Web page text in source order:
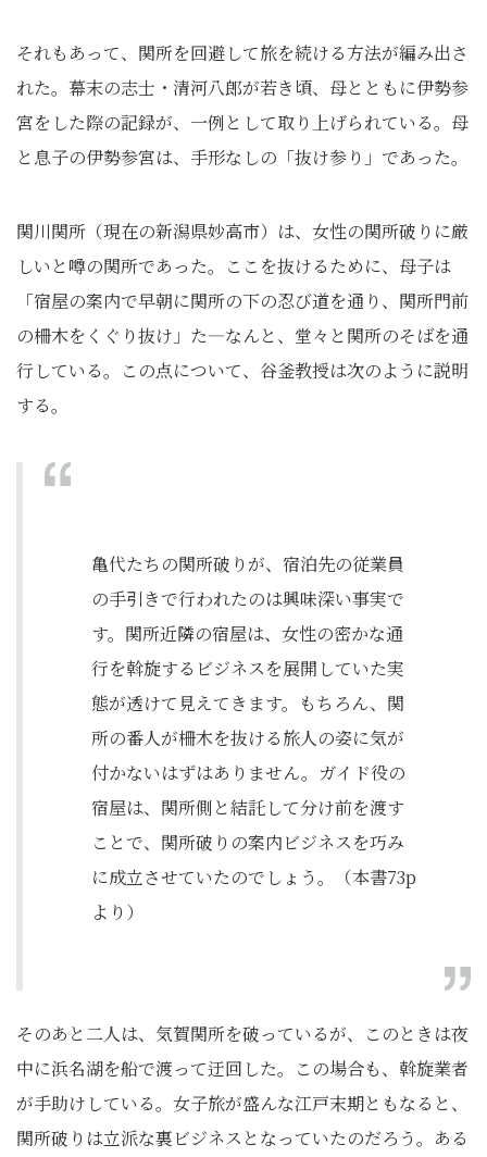
それもあって、関所を回避して旅を続ける方法が編み出さ
れた。幕末の志士・清河八郎が若き頃、母とともに伊勢参
宮をした際の記録が、一例として取り上げられている。母
と息子の伊勢参宮は、手形なしの「抜け参り」であった。
関川関所（現在の新潟県妙高市）は、女性の関所破りに厳
しいと噂の関所であった。ここを抜けるために、母子は
「宿屋の案内で早朝に関所の下の忍び道を通り、関所門前
の柵木をくぐり抜け」た―なんと、堂々と関所のそばを通
行している。この点について、谷釜教授は次のように説明
する。
亀代たちの関所破りが、宿泊先の従業員
の手引きで行われたのは興味深い事実で
す。関所近隣の宿屋は、女性の密かな通
行を斡旋するビジネスを展開していた実
態が透けて見えてきます。もちろん、関
所の番人が柵木を抜ける旅人の姿に気が
付かないはずはありません。ガイド役の
宿屋は、関所側と結託して分け前を渡す
ことで、関所破りの案内ビジネスを巧み
に成立させていたのでしょう。（本書73p
より）
そのあと二人は、気賀関所を破っているが、このときは夜
中に浜名湖を船で渡って迂回した。この場合も、斡旋業者
が手助けしている。女子旅が盛んな江戸末期ともなると、
関所破りは立派な裏ビジネスとなっていたのだろう。ある